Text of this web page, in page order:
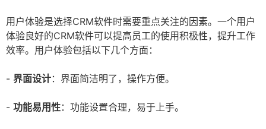
用户体验是选择CRM软件时需要重点关注的因素。一个用户
体验良好的CRM软件可以提高员工的使用积极性，提升工作
效率。用户体验包括以下几个方面：
- 界面设计：界面简洁明了，操作方便。
- 功能易用性：功能设置合理，易于上手。